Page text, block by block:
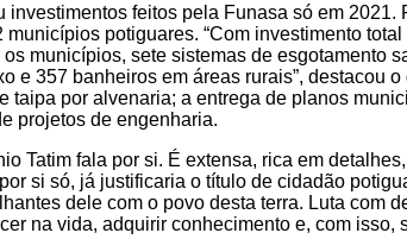
investimentos feitos pela Funasa só em 2021.
potiguares. “Com investimento
municípios, sete sistemas de esgotamento
e 357 banheiros em áreas rurais”, destacou
taipa por alvenaria; a entrega de planos
projetos de engenharia.
Tatim fala por si. É extensa, rica em
si só, já justificaria o título de cidadão
dele com o povo desta terra. Luta com
na vida, adquirir conhecimento e, com isso,